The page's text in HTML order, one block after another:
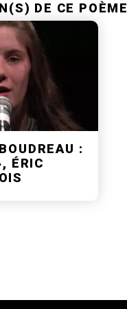
DE CE POÈME
:
ÉRIC